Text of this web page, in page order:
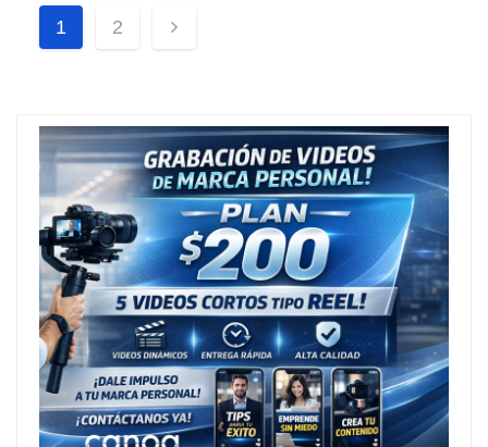
Paginación
De
1 2